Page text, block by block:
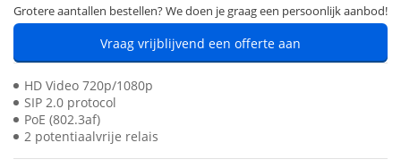
Grotere aantallen bestellen? We doen je graag een persoonlijk aanbod!
Vraag vrijblijvend een offerte aan
HD Video 720p/1080p
SIP 2.0 protocol
PoE (802.3af)
2 potentiaalvrije relais